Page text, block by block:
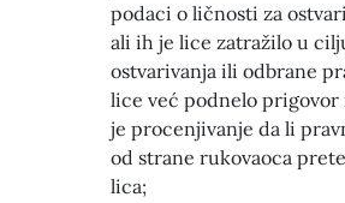
podaci o ličnosti za
ali ih je lice zatražilo u
ostvarivanja ili odbrane
lice već podnelo prigovor
je procenjivanje da li
od strane rukovaoca
lica;